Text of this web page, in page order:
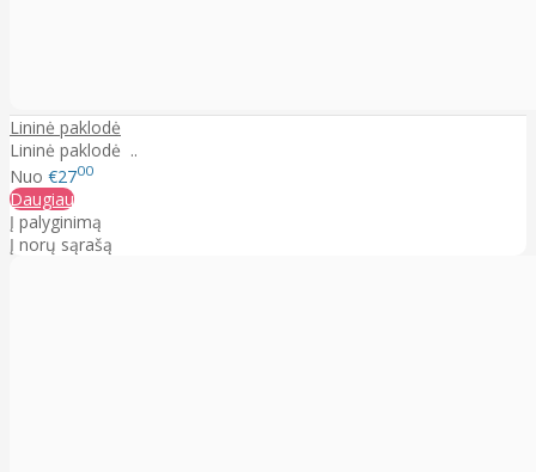
Lininė paklodė
Lininė paklodė ..
Nuo €2700
Daugiau
Į palyginimą
Į norų sąrašą